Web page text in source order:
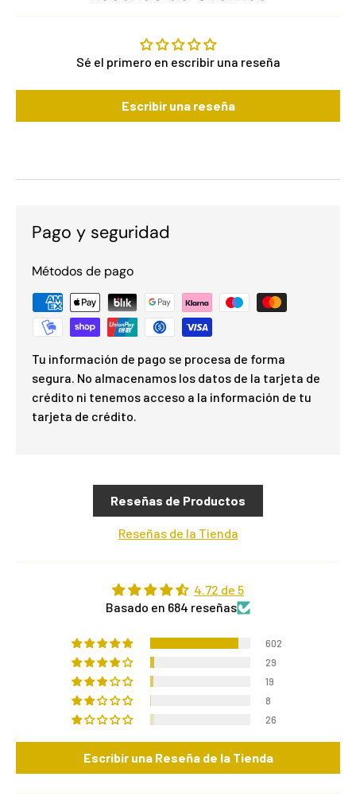
Sé el primero en escribir una reseña
Escribir una reseña
Pago y seguridad
Métodos de pago
Tu información de pago se procesa de forma
segura. No almacenamos los datos de la tarjeta de
crédito ni tenemos acceso a la información de tu
tarjeta de crédito.
Reseñas de Productos
Reseñas de la Tienda
4.72 de 5
Basado en 684 reseñas
602
29
19
8
26
Escribir una Reseña de la Tienda